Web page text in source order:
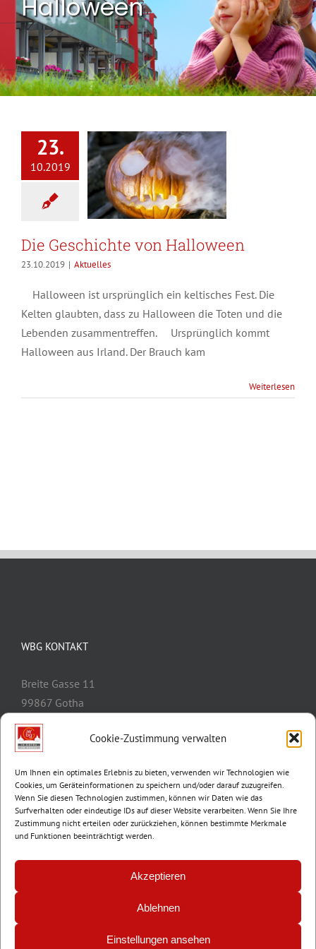
Cookie-Zustimmung verwalten
Um Ihnen ein optimales Erlebnis zu bieten, verwenden wir Technologien wie
Cookies, um Geräteinformationen zu speichern und/oder darauf zuzugreifen.
Wenn Sie diesen Technologien zustimmen, können wir Daten wie das
Surfverhalten oder eindeutige IDs auf dieser Website verarbeiten. Wenn Sie Ihre
Zustimmung nicht erteilen oder zurückziehen, können bestimmte Merkmale
und Funktionen beeinträchtigt werden.
Akzeptieren
Ablehnen
Einstellungen ansehen
Halloween
23.
10.2019
Die Geschichte von Halloween
23.10.2019 | Aktuelles
Halloween ist ursprünglich ein keltisches Fest. Die
Kelten glaubten, dass zu Halloween die Toten und die
Lebenden zusammentreffen. Ursprünglich kommt
Halloween aus Irland. Der Brauch kam
Weiterlesen
WBG KONTAKT
Breite Gasse 11
99867 Gotha
Telefon:
E-Mail:
info@wbg-gotha.de
Impressum|Datenschutz